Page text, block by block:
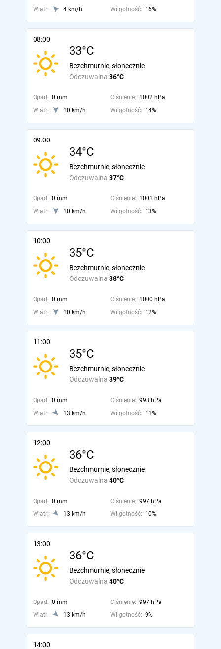
Wiatr: 4 km/h Wilgotność: 16%
08:00
33°C
Odczuwalna 36°C
Bezchmurnie, słonecznie
Opad: 0 mm Ciśnienie: 1002 hPa
Wiatr:
10 km/h Wilgotność: 14%
09:00
34°C
Odczuwalna 37°C
Bezchmurnie, słonecznie
Opad: 0 mm Ciśnienie: 1001 hPa
Wiatr:
10 km/h Wilgotność: 13%
10:00
35°C
Odczuwalna 38°C
Bezchmurnie, słonecznie
Opad: 0 mm Ciśnienie: 1000 hPa
Wiatr:
10 km/h Wilgotność: 12%
11:00
35°C
Odczuwalna 39°C
Bezchmurnie, słonecznie
Opad: 0 mm Ciśnienie: 998 hPa
Wiatr:
13 km/h Wilgotność: 11%
12:00
36°C
Odczuwalna 40°C
Bezchmurnie, słonecznie
Opad: 0 mm Ciśnienie: 997 hPa
Wiatr:
13 km/h Wilgotność: 10%
13:00
36°C
Odczuwalna 40°C
Bezchmurnie, słonecznie
Opad: 0 mm Ciśnienie: 997 hPa
Wiatr:
13 km/h Wilgotność: 9%
14:00